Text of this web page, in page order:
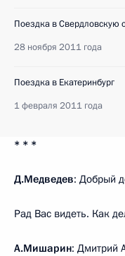
Поездка в Свердловскую
28 ноября 2011 года
Поездка в Екатеринбург
1 февраля 2011 года
* * *
Д.Медведев: Добрый
Рад Вас видеть. Как
А.Мишарин: Дмитрий